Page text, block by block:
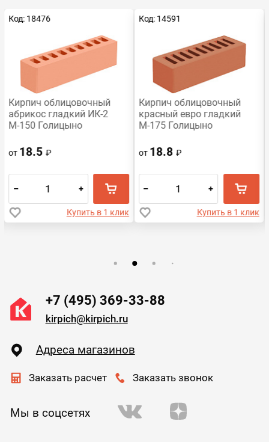
Код: 18476
Кирпич облицовочный
абрикос гладкий ИК-2
М-150 Голицыно
от 18.5₽
– +
Купить в 1 клик
Код: 14591
Кирпич облицовочный
красный евро гладкий
М-175 Голицыно
от 18.8₽
– +
Купить в 1 клик
+7 (495) 369-33-88
kirpich@kirpich.ru
Адреса магазинов
Заказать расчет Заказать звонок
Мы в соцсетях